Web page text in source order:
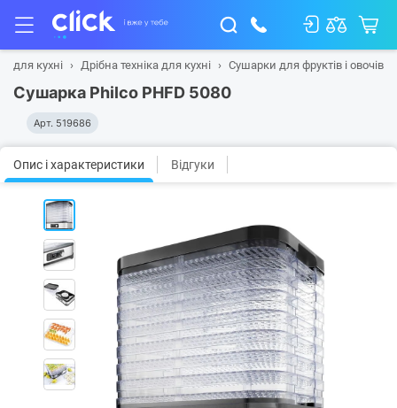
для кухні Дрібна техніка для кухні Сушарки для фруктів і овочів
Сушарка Philco PHFD 5080
Арт. 519686
Опис і характеристики Відгуки